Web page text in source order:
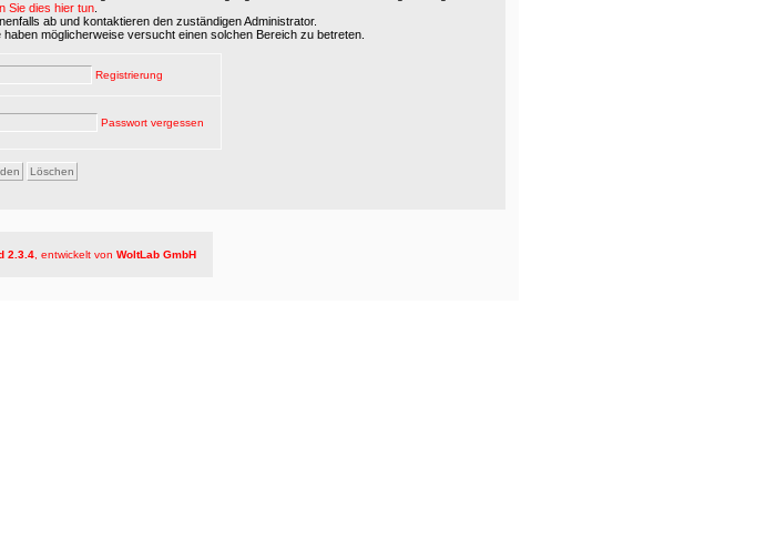
Sie dies hier tun
ab und kontaktieren den zuständigen Administrator.
möglicherweise versucht einen solchen Bereich zu betreten.
Registrierung
Passwort vergessen
2.3.4, entwickelt von WoltLab GmbH